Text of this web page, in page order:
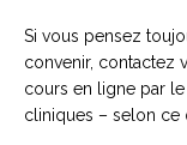
Si vous pensez
convenir, contactez
cours en ligne par
cliniques – selon ce